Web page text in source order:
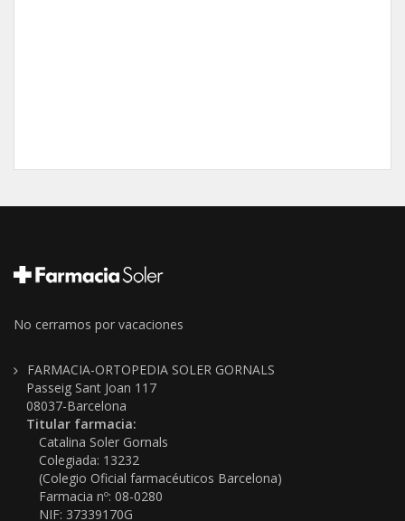
No cerramos por vacaciones
FARMACIA-ORTOPEDIA SOLER GORNALS
Passeig Sant Joan 117
08037-Barcelona
Titular farmacia:
Catalina Soler Gornals
Colegiada: 13232
(Colegio Oficial farmacéuticos Barcelona)
Farmacia nº: 08-0280
NIF: 37339170G